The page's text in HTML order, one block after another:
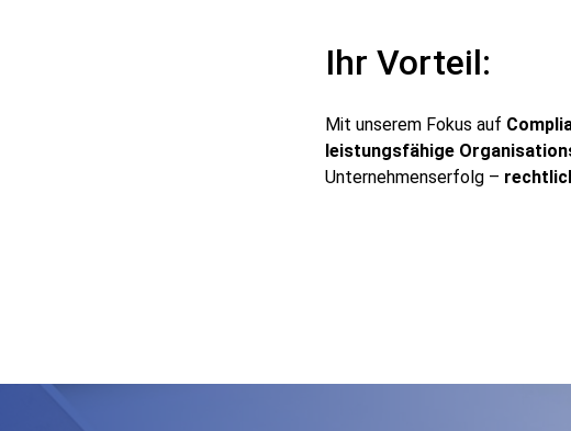
Ihr Vorteil:
Mit unserem Fokus auf
leistungsfähige
Unternehmenserfolg –